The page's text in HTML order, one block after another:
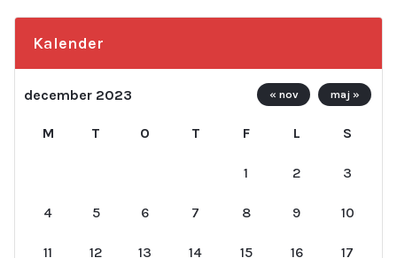
Kalender
december 2023
M T O T F L S
1 2 3
4 5 6 7 8 9 10
11 12 13 14 15 16 17
« nov maj »